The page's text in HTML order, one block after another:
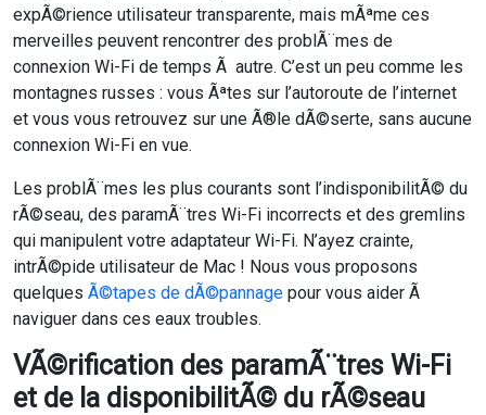
expÃ©rience utilisateur transparente, mais mÃªme ces
merveilles peuvent rencontrer des problÃ¨mes de
connexion Wi-Fi de temps Ã autre. C’est un peu comme les
montagnes russes : vous Ãªtes sur l’autoroute de l’internet
et vous vous retrouvez sur une Ã®le dÃ©serte, sans aucune
connexion Wi-Fi en vue.
Les problÃ¨mes les plus courants sont l’indisponibilitÃ© du
rÃ©seau, des paramÃ¨tres Wi-Fi incorrects et des gremlins
qui manipulent votre adaptateur Wi-Fi. N’ayez crainte,
intrÃ©pide utilisateur de Mac ! Nous vous proposons
quelques Ã©tapes de dÃ©pannage pour vous aider Ã
naviguer dans ces eaux troubles.
VÃ©rification des paramÃ¨tres Wi-Fi
et de la disponibilitÃ© du rÃ©seau